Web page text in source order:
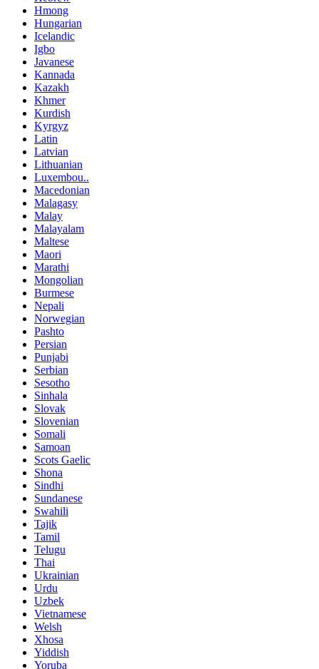
Hmong
Hungarian
Icelandic
Igbo
Javanese
Kannada
Kazakh
Khmer
Kurdish
Kyrgyz
Latin
Latvian
Lithuanian
Luxembou..
Macedonian
Malagasy
Malay
Malayalam
Maltese
Maori
Marathi
Mongolian
Burmese
Nepali
Norwegian
Pashto
Persian
Punjabi
Serbian
Sesotho
Sinhala
Slovak
Slovenian
Somali
Samoan
Scots Gaelic
Shona
Sindhi
Sundanese
Swahili
Tajik
Tamil
Telugu
Thai
Ukrainian
Urdu
Uzbek
Vietnamese
Welsh
Xhosa
Yiddish
Yoruba